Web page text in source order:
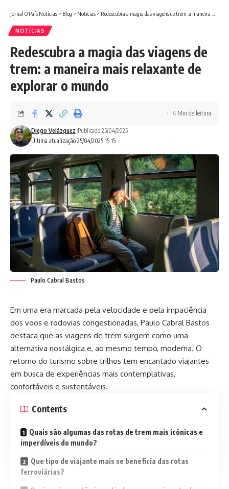
Jornal O País Notícias > Blog > Notícias > Redescubra a magia das viagens de trem: a maneira mais relaxante de explorar o mundo
NOTÍCIAS
Redescubra a magia das viagens de
trem: a maneira mais relaxante de
explorar o mundo
Última atualização 25/04/2025 15:15
Diego Velázquez Publicado 25/04/2025
4 Min de leitura
Paulo Cabral Bastos
Em uma era marcada pela velocidade e pela impaciência
dos voos e rodovias congestionadas, Paulo Cabral Bastos
destaca que as viagens de trem surgem como uma
alternativa nostálgica e, ao mesmo tempo, moderna. O
retorno do turismo sobre trilhos tem encantado viajantes
em busca de experiências mais contemplativas,
confortáveis e sustentáveis.
Contents
Quais são algumas das rotas de trem mais icônicas e
imperdíveis do mundo?
Que tipo de viajante mais se beneficia das rotas
ferroviárias?